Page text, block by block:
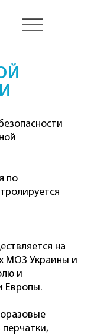
__
__
по
на
МОЗ Украины и
и
Европы.